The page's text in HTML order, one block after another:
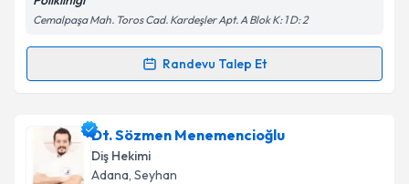
Metni'ni okudum ve kişisel verilerimin belirtilen
kapsamda işlenmesini kabul ediyorum.
Cemalpaşa Mah. Toros Cad. Kardeşler Apt. A Blok K: 1 D: 2
Randevu Talep Et
Randevu Takvimi Talebi
Dt. Aslan Murat İspiriçin randevu takvimi talebi
oluşturun. Size bu uzmandan randevu almanız için bir
takvim hazırlandığında e-posta ile bilgilendireceğiz.
Dt. Sözmen Menemencioğlu
Diş Hekimi
Adana, Seyhan